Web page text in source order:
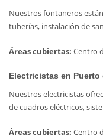
Nuestros fontaneros
tuberías, instalación de
Áreas cubiertas: Centro
Electricistas en Puerto
Nuestros electricistas
de cuadros eléctricos,
Áreas cubiertas: Centro